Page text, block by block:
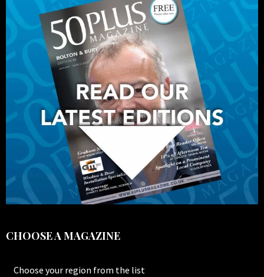
CHOOSE A MAGAZINE
Choose your region from the list